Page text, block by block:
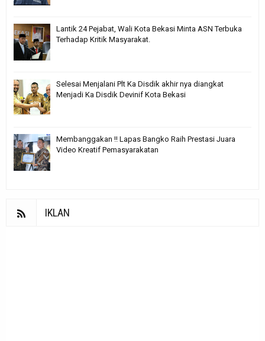
Lantik 24 Pejabat, Wali Kota Bekasi Minta ASN Terbuka
Terhadap Kritik Masyarakat.
Selesai Menjalani Plt Ka Disdik akhir nya diangkat
Menjadi Ka Disdik Devinif Kota Bekasi
Membanggakan !! Lapas Bangko Raih Prestasi Juara
Video Kreatif Pemasyarakatan
IKLAN